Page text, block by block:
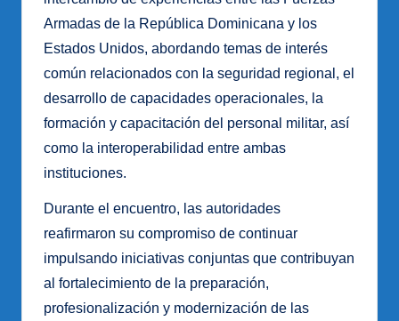
Armadas de la República Dominicana y los
Estados Unidos, abordando temas de interés
común relacionados con la seguridad regional, el
desarrollo de capacidades operacionales, la
formación y capacitación del personal militar, así
como la interoperabilidad entre ambas
instituciones.
Durante el encuentro, las autoridades
reafirmaron su compromiso de continuar
impulsando iniciativas conjuntas que contribuyan
al fortalecimiento de la preparación,
profesionalización y modernización de las